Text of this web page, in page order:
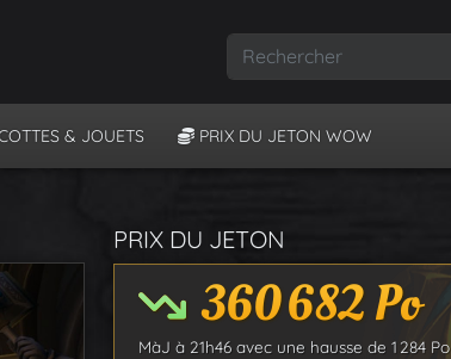
& JOUETS PRIX DU JETON WOW
PRIX DU JETON
360 682Po
MàJ à 21h46 avec une hausse de 1 284 Po